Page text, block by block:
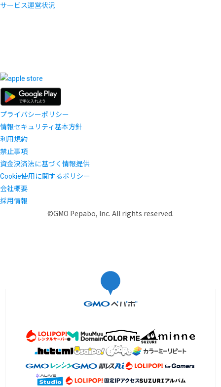
サービス運営状況
プライバシーポリシー
情報セキュリティ基本方針
利用規約
禁止事項
資金決済法に基づく情報提供
Cookie使用に関するポリシー
会社概要
採用情報
©GMO Pepabo, Inc. All rights reserved.